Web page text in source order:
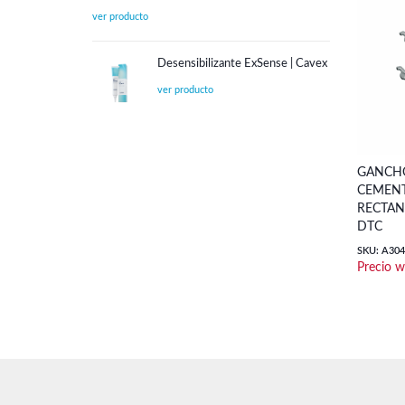
DTC
SKU:
Desensibilizante ExSense | Cavex